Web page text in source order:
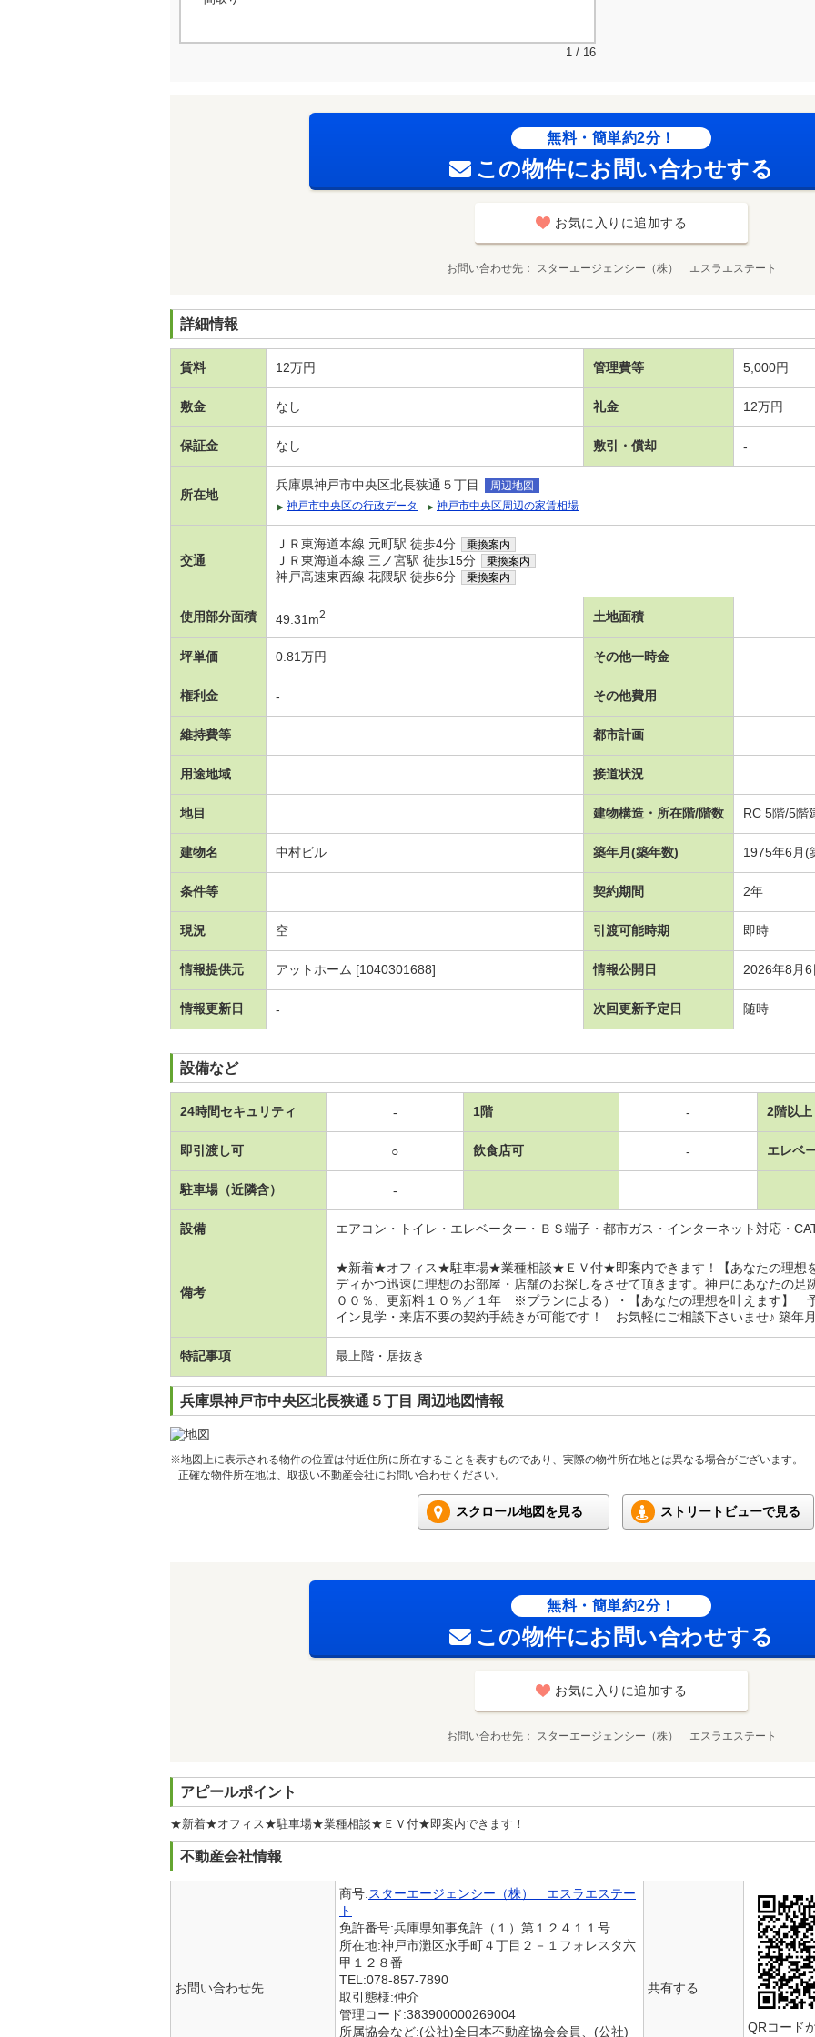
1 / 16
無料・簡単約2分！
この物件にお問い合わせする
お気に入りに追加する
お問い合わせ先 スターエージェンシー（株） エスラエステート
詳細情報
賃料 12万円 管理費等 5,000円
敷金 なし 礼金 12万円
保証金 なし 敷引・償却 -
所在地
兵庫県神戸市中央区北長狭通５丁目
周辺地図
神戸市中央区の行政データ
神戸市中央区周辺の家賃相場
交通
ＪＲ東海道本線 元町駅 徒歩4分 乗換案内
ＪＲ東海道本線 三ノ宮駅 徒歩15分 乗換案内
神戸高速東西線 花隈駅 徒歩6分 乗換案内
使用部分面積 49.31m2 土地面積
坪単価 0.81万円 その他一時金
権利金 - その他費用
維持費等 都市計画
用途地域 接道状況
地目 建物構造・所在階/階数 RC 5階/5階
建物名 中村ビル 築年月(築年数) 1975年6月
条件等 契約期間 2年
現況 空 引渡可能時期 即時
情報提供元 アットホーム [1040301688] 情報公開日 2026年8月6
情報更新日 - 次回更新予定日 随時
設備など
24時間セキュリティ - 1階 - 2階以上
即引渡し可 ○ 飲食店可 - エレベ
駐車場（近隣含） -
設備 エアコン・トイレ・エレベーター・ＢＳ端子・都市ガス・インターネット対応・
備考
★新着★オフィス★駐車場★業種相談★ＥＶ付★即案内できます！【あなたの理想
ディかつ迅速に理想のお部屋・店舗のお探しをさせて頂きます。神戸にあなたの
００％、更新料１０％／１年 ※プランによる）・【あなたの理想を叶えます】
イン見学・来店不要の契約手続きが可能です！ お気軽にご相談下さいませ♪ 築年
特記事項 最上階・居抜き
兵庫県神戸市中央区北長狭通５丁目 周辺地図情報
※地図上に表示される物件の位置は付近住所に所在することを表すものであり、実際の物件所在地とは異なる場合がございます。
正確な物件所在地は、取扱い不動産会社にお問い合わせください。
スクロール地図を見る ストリートビューで見る
無料・簡単約2分！
この物件にお問い合わせする
お気に入りに追加する
お問い合わせ先 スターエージェンシー（株） エスラエステート
アピールポイント
★新着★オフィス★駐車場★業種相談★ＥＶ付★即案内できます！
不動産会社情報
お問い合わせ先
商号:スターエージェンシー（株） エスラエステー
ト
免許番号:兵庫県知事免許（１）第１２４１１号
所在地:神戸市灘区永手町４丁目２－１フォレスタ六
甲１２８番
TEL:078-857-7890
取引態様:仲介
管理コード:383900000269004
所属協会など:(公社)全日本不動産協会会員、(公社)
共有する
QRコード